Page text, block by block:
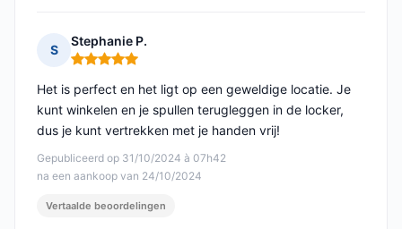
S
Stephanie P.
Opmerking: 5 van 5
Gepubliceerd op 31/10/2024 à 07h42
na een aankoop van 24/10/2024
Het is perfect en het ligt op een geweldige locatie. Je
kunt winkelen en je spullen terugleggen in de locker,
dus je kunt vertrekken met je handen vrij!
Vertaalde beoordelingen